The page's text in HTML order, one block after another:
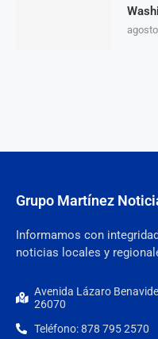
Grupo Martínez
Informamos con
noticias locales y
Avenida Lázaro
26070
Teléfono: 878 795 2570